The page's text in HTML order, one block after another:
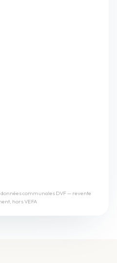
communales DVF — revente
hors VEFA